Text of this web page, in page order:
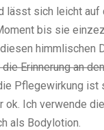
lässt sich leicht auf
bis sie
himmlischen
Erinnerung an
Pflegewirkung ist
ok. Ich verwende
als Bodylotion.